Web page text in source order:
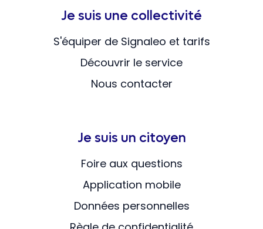
Je suis une collectivité
S'équiper de Signaleo et tarifs
Découvrir le service
Nous contacter
Je suis un citoyen
Foire aux questions
Application mobile
Données personnelles